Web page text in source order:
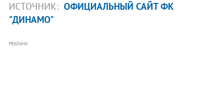
ИСТОЧНИК: ОФИЦИАЛЬНЫЙ САЙТ ФК
"ДИНАМО"
РЕКЛАМА